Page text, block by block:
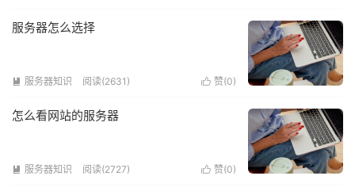
服务器怎么选择
 服务器知识 阅读(2631)  赞(0)
怎么看网站的服务器
 服务器知识 阅读(2727)  赞(0)